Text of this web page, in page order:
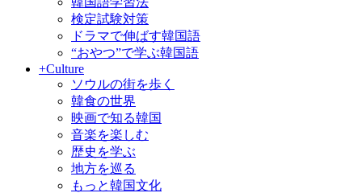
検定試験対策
ドラマで伸ばす韓国語
“おやつ”で学ぶ韓国語
+Culture
ソウルの街を歩く
韓食の世界
映画で知る韓国
音楽を楽しむ
歴史を学ぶ
地方を巡る
もっと韓国文化